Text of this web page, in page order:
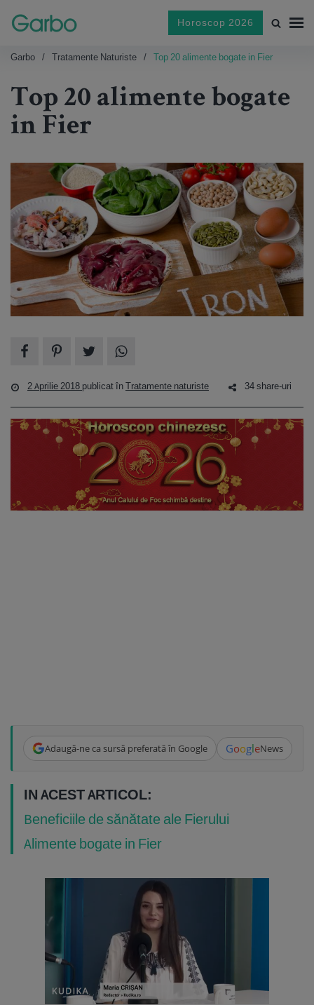
Horoscop 2026
Garbo Tratamente Naturiste Top 20 alimente bogate in Fier
Top 20 alimente bogate
in Fier
2 Aprilie 2018 publicat înTratamente naturiste 34 share-uri
Adaugă-ne ca sursă preferată în Google GoogleNews
IN ACEST ARTICOL:
Beneficiile de sănătate ale Fierului
Alimente bogate in Fier